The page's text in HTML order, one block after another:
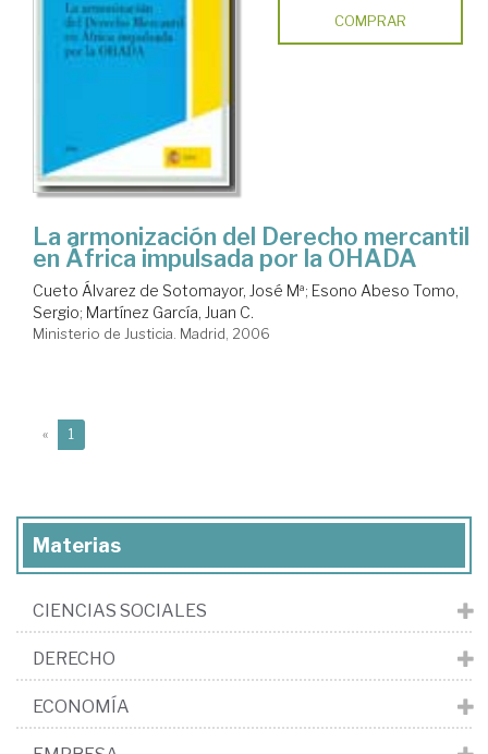
COMPRAR
La armonización del Derecho mercantil
en África impulsada por la OHADA
Cueto Álvarez de Sotomayor, José Mª; Esono Abeso Tomo,
Sergio; Martínez García, Juan C.
Ministerio de Justicia. Madrid, 2006
« 1
Materias
CIENCIAS SOCIALES
DERECHO
ECONOMÍA